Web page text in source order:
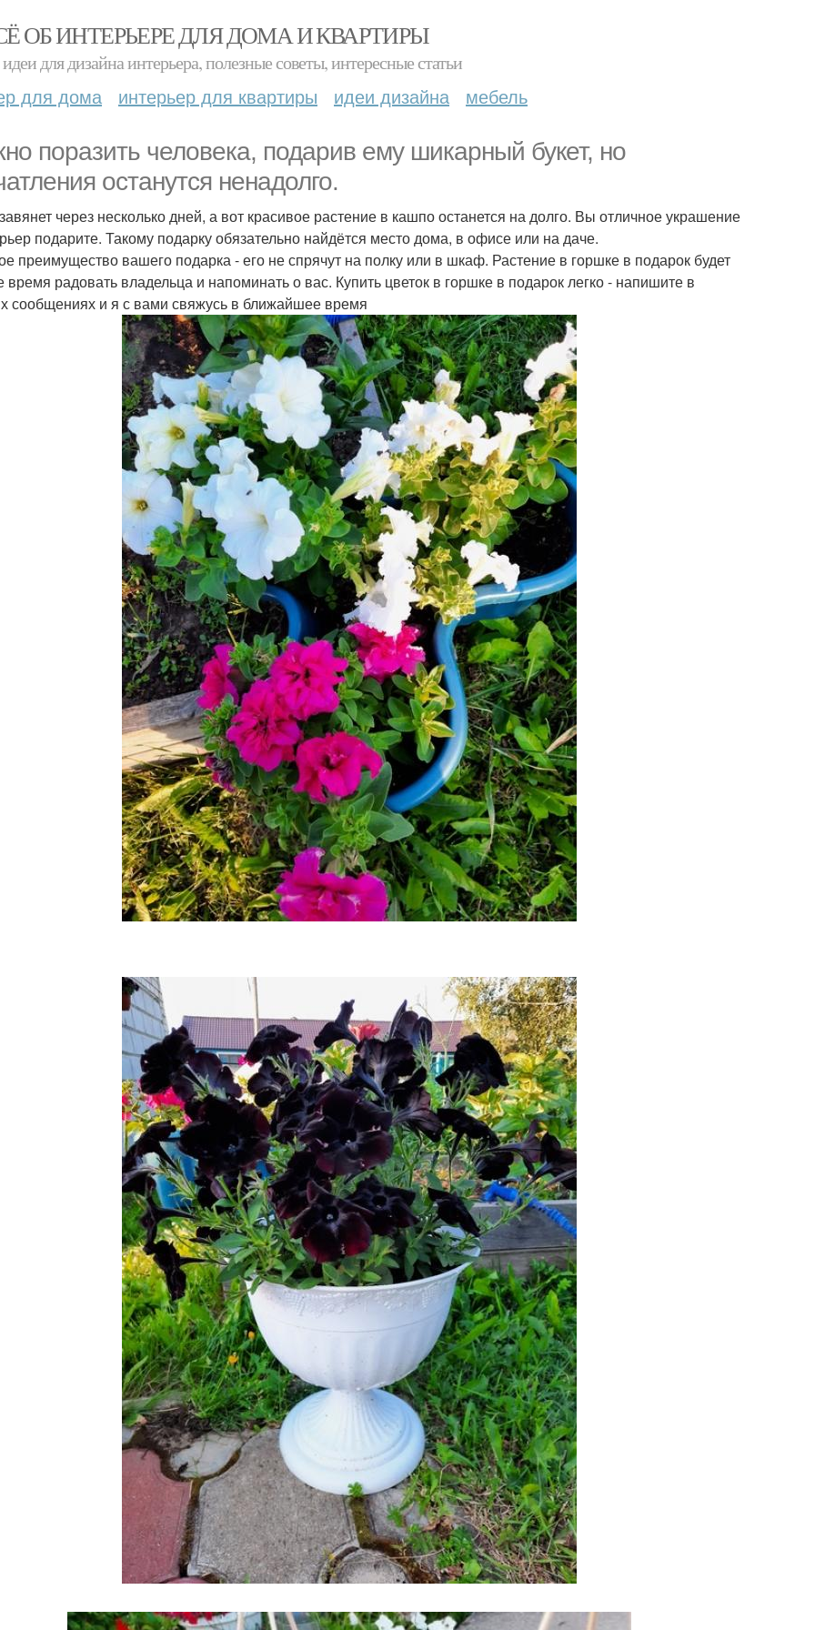
ОБ ИНТЕРЬЕРЕ ДЛЯ ДОМА И КВАРТИРЫ
для дизайна интерьера, полезные советы, интересные статьи
для дома интерьер для квартиры идеи дизайна мебель
поразить человека, подарив ему шикарный букет, но
останутся ненадолго.
через несколько дней, а вот красивое растение в кашпо останется на долго. Вы отличное украшение
подарите. Такому подарку обязательно найдётся место дома, в офисе или на даче.
преимущество вашего подарка - его не спрячут на полку или в шкаф. Растение в горшке в подарок будет
время радовать владельца и напоминать о вас. Купить цветок в горшке в подарок легко - напишите в
сообщениях и я с вами свяжусь в ближайшее время